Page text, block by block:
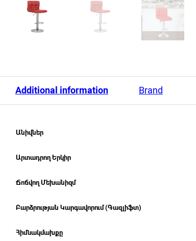
Additional information Brand
Անիվներ
Արտադրող Երկիր
Ճոճվող Մեխանիզմ
Բարձրության Կարգավորում (Գազլիֆտ)
Հիմնակմախքը